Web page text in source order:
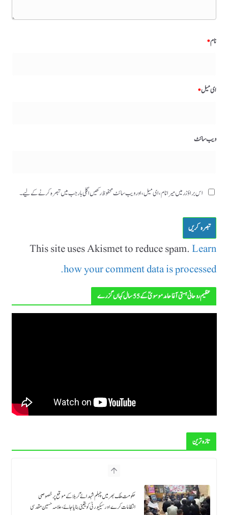
نام*
ای میل*
ویب‌ سائٹ
اس براؤزر میں میرا نام، ای میل، اور ویب سائٹ محفوظ رکھیں اگلی بار جب میں تبصرہ کرنے کےلیے۔
This site uses Akismet to reduce spam.Learn
how your comment data is processed.
عظیم روحانی ہستی آغا حامد موسویؒ کے 55 سال کہاں گزرے
تازہ ترین
فتنہ الہندوستان و خوارج کے خلاف کامیابی کیلئے اہلِ قوم "دعائے اہل
الثغور” کی تلاوت کریں، سربراہ تحریکِ نفاذِ فقہِ جعفریہ علامہ آغا سید